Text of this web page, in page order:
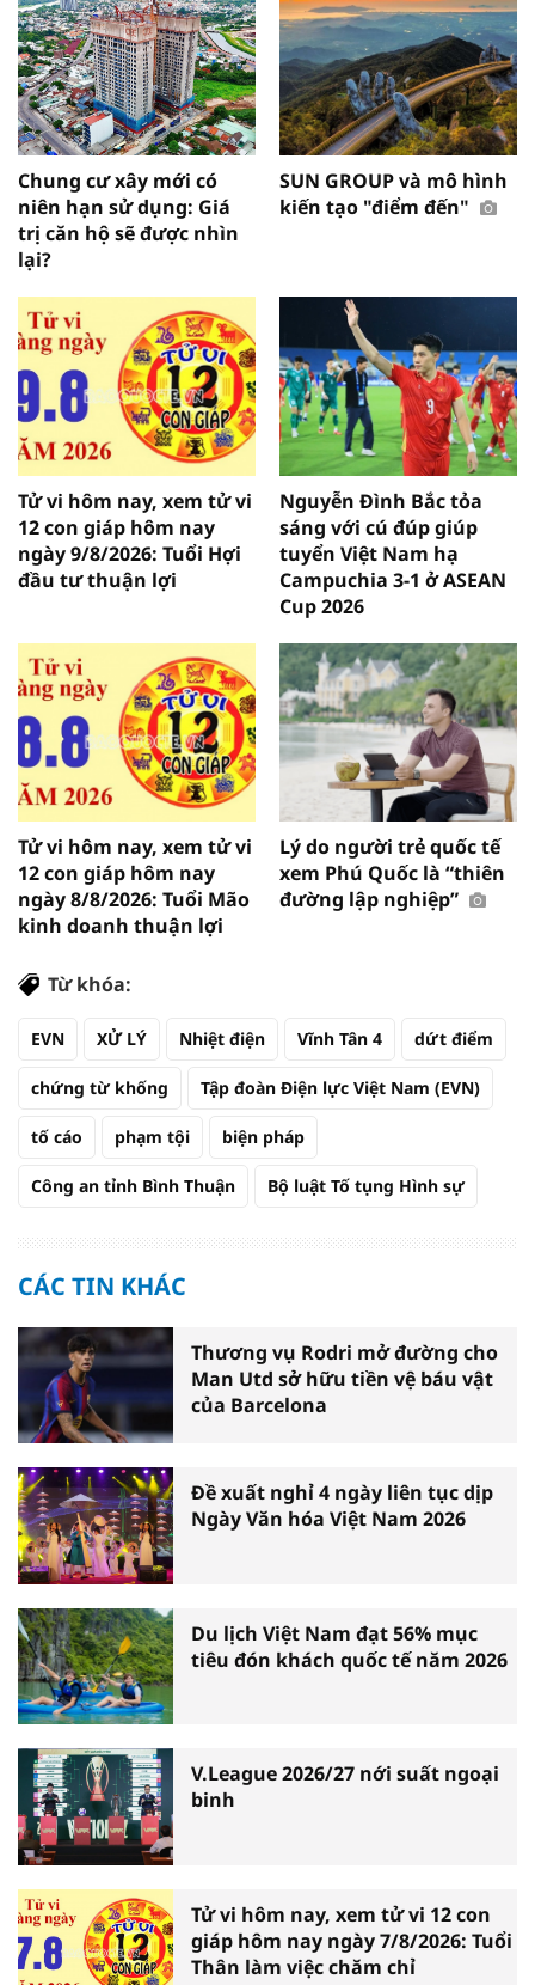
Chung cư xây mới có
niên hạn sử dụng: Giá
trị căn hộ sẽ được nhìn
lại?
SUN GROUP và mô hình
kiến tạo "điểm đến"
Tử vi hôm nay, xem tử vi
12 con giáp hôm nay
ngày 9/8/2026: Tuổi Hợi
đầu tư thuận lợi
Nguyễn Đình Bắc tỏa
sáng với cú đúp giúp
tuyển Việt Nam hạ
Campuchia 3-1 ở ASEAN
Cup 2026
Tử vi hôm nay, xem tử vi
12 con giáp hôm nay
ngày 8/8/2026: Tuổi Mão
kinh doanh thuận lợi
Lý do người trẻ quốc tế
xem Phú Quốc là “thiên
đường lập nghiệp”
Từ khóa:
EVN XỬ LÝ Nhiệt điện Vĩnh Tân 4 dứt điểm
chứng từ khống Tập đoàn Điện lực Việt Nam (EVN)
tố cáo phạm tội biện pháp
Công an tỉnh Bình Thuận Bộ luật Tố tụng Hình sự
CÁC TIN KHÁC
Thương vụ Rodri mở đường cho
Man Utd sở hữu tiền vệ báu vật
của Barcelona
Đề xuất nghỉ 4 ngày liên tục dịp
Ngày Văn hóa Việt Nam 2026
Du lịch Việt Nam đạt 56% mục
tiêu đón khách quốc tế năm 2026
V.League 2026/27 nới suất ngoại
binh
Tử vi hôm nay, xem tử vi 12 con
giáp hôm nay ngày 7/8/2026: Tuổi
Thân làm việc chăm chỉ